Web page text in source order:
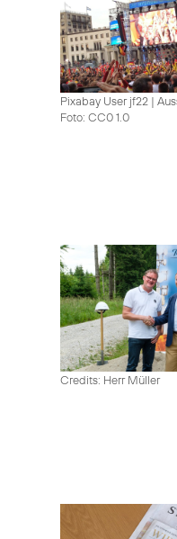
Pixabay User jf22 |
Foto: CC0 1.0
Credits: Herr Müller